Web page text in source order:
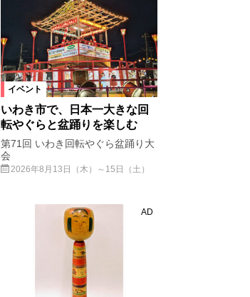
イベント
いわき市で、日本一大きな回
転やぐらと盆踊りを楽しむ
第71回 いわき回転やぐら盆踊り大
会
2026年8月13日（木）～15日（土）
AD